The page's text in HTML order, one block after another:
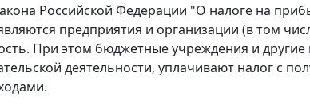
Российской Федерации "О налоге на
предприятия и организации (в том
При этом бюджетные учреждения и
деятельности, уплачивают налог с